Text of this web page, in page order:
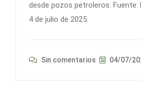
desde pozos petroleros. Fuente:
4 de julio de 2025.
Sin comentarios 04/07/